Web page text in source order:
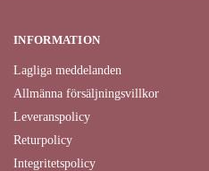
INFORMATION
Lagliga meddelanden
Allmänna försäljningsvillkor
Leveranspolicy
Returpolicy
Integritetspolicy